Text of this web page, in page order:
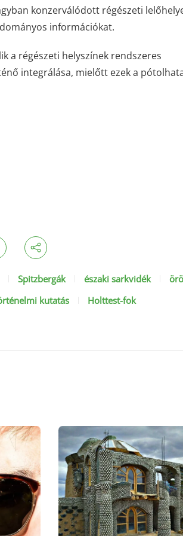
konzerválódott régészeti
információkat.
a régészeti helyszínek rendszeres
integrálása, mielőtt ezek a
Spitzbergák északi sarkvidék
kutatás Holttest-fok